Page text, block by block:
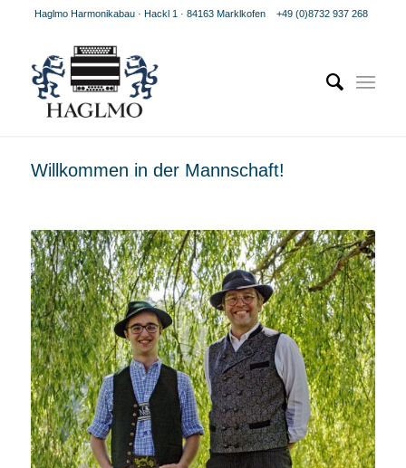
Haglmo Harmonikabau · Hackl 1 · 84163 Marklkofen+49 (0)8732 937 268
Willkommen in der Mannschaft!